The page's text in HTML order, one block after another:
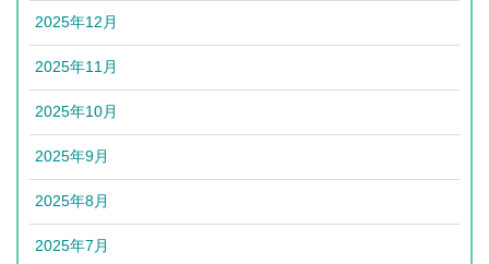
2025年12月
2025年11月
2025年10月
2025年9月
2025年8月
2025年7月